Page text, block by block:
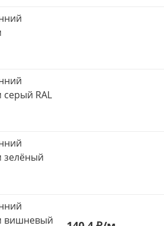
RAL
зелёный
вишневый